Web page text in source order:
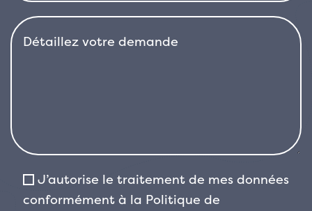
J’autorise le traitement de mes données
conformément à la Politique de